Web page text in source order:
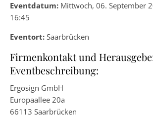
Eventdatum: Mittwoch, 06. September
16:45
Eventort: Saarbrücken
Firmenkontakt und
Eventbeschreibung:
Ergosign GmbH
Europaallee 20a
66113 Saarbrücken